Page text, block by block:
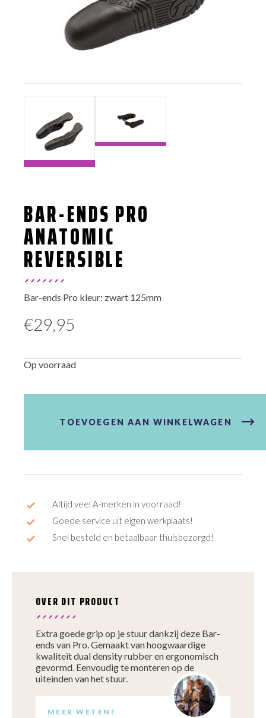
BAR-ENDS PRO
ANATOMIC
REVERSIBLE
Bar-ends Pro kleur: zwart 125mm
€29,95
Op voorraad
TOEVOEGEN AAN WINKELWAGEN
Altijd veel A-merken in voorraad!
Goede service uit eigen werkplaats!
Snel besteld en betaalbaar thuisbezorgd!
OVER DIT PRODUCT
Extra goede grip op je stuur dankzij deze Bar-
ends van Pro. Gemaakt van hoogwaardige
kwaliteit dual density rubber en ergonomisch
gevormd. Eenvoudig te monteren op de
uiteinden van het stuur.
MEER WETEN?